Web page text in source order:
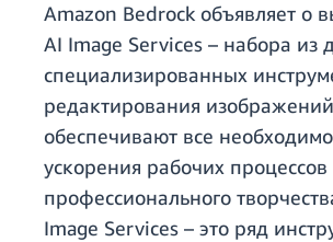
Amazon Bedrock объявляет о
AI Image Services – набора из
специализированных
редактирования
обеспечивают все
ускорения рабочих процессов
профессионального
Image Services – это ряд